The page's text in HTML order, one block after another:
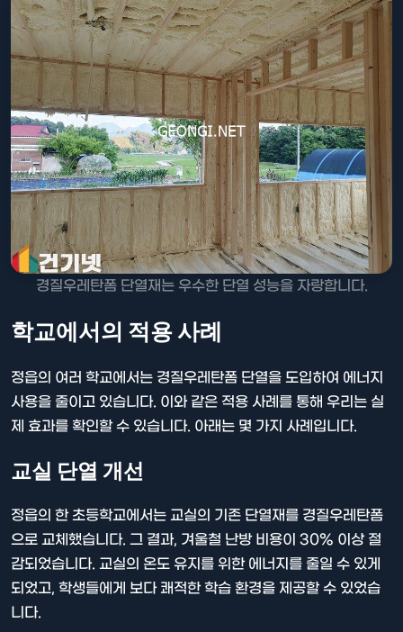
경질우레탄폼 단열재는 우수한 단열 성능을 자랑합니다.
학교에서의 적용 사례
정읍의 여러 학교에서는 경질우레탄폼 단열을 도입하여 에너지
사용을 줄이고 있습니다. 이와 같은 적용 사례를 통해 우리는 실
제 효과를 확인할 수 있습니다. 아래는 몇 가지 사례입니다.
교실 단열 개선
정읍의 한 초등학교에서는 교실의 기존 단열재를 경질우레탄폼
으로 교체했습니다. 그 결과, 겨울철 난방 비용이 30% 이상 절
감되었습니다. 교실의 온도 유지를 위한 에너지를 줄일 수 있게
되었고, 학생들에게 보다 쾌적한 학습 환경을 제공할 수 있었습
니다.